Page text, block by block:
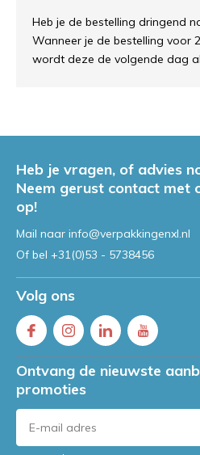
Heb je de bestelling dringend
Wanneer je de bestelling voor
wordt deze de volgende dag
Heb je vragen, of advies
Neem gerust contact met
op!
Mail naar info@verpakkingenxl.nl
Of bel +31(0)53 - 5738456
Volg ons
Ontvang de nieuwste
promoties